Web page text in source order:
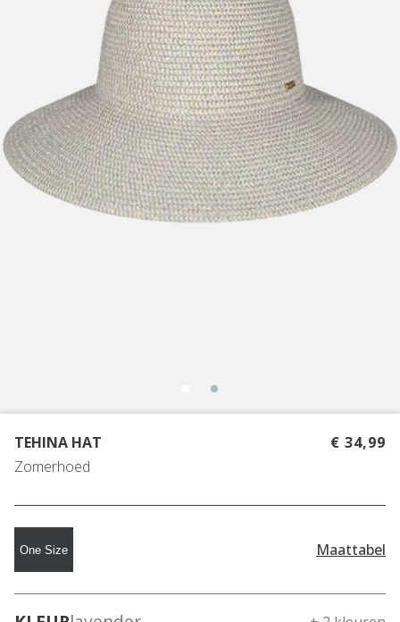
TEHINA HAT
Zomerhoed
€ 34,99
One Size Maattabel